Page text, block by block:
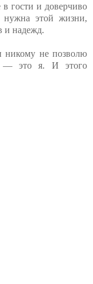
в гости и доверчиво
этой жизни,
и надежд.
никому не позволю
— это я. И этого